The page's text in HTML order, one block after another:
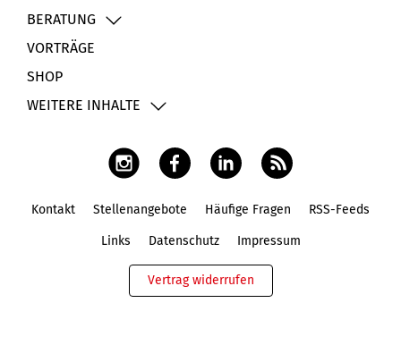
BERATUNG
VORTRÄGE
SHOP
WEITERE INHALTE
Kontakt Stellenangebote Häufige Fragen RSS-Feeds
Links Datenschutz Impressum
Vertrag widerrufen